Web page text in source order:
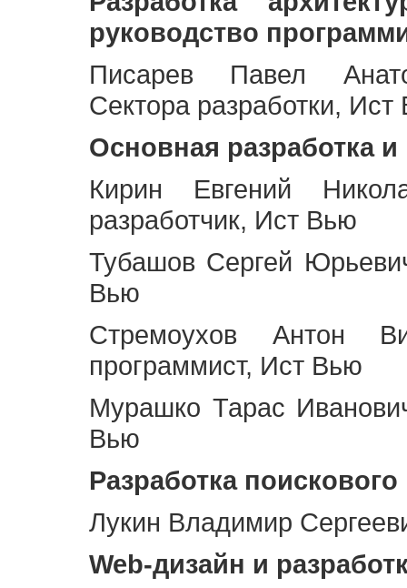
руководство
Писарев Павел
Сектора разработки,
Основная разработка
Кирин Евгений
разработчик, Ист Вью
Тубашов Сергей
Вью
Стремоухов Антон
программист, Ист Вью
Мурашко Тарас
Вью
Разработка
Лукин Владимир
Web-дизайн и